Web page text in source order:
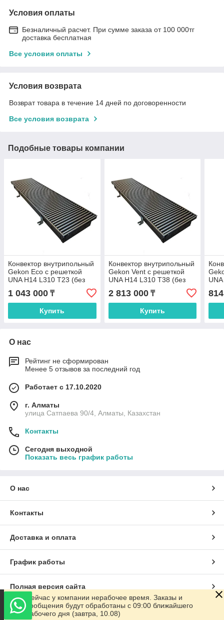
Условия оплаты
Безналичный расчет. При сумме заказа от 100 000тг
доставка бесплатная
Все условия оплаты
Условия возврата
Возврат товара в течение 14 дней по договоренности
Все условия возврата
Подобные товары компании
Конвектор внутрипольный
Gekon Eco с решеткой
UNA H14 L310 T23 (без
1 043 000 ₸
Купить
Конвектор внутрипольный
Gekon Vent с решеткой
UNA H14 L310 T38 (без
2 813 000₸
Купить
О нас
Рейтинг не сформирован
Менее 5 отзывов за последний год
Работает с 17.10.2020
г. Алматы
улица Сатпаева 90/4, Алматы, Казахстан
Контакты
Сегодня выходной
Показать весь график работы
О нас
Контакты
Доставка и оплата
График работы
Полная версия сайта
Сайт создан на маркетплейсеSatu.kz
Сейчас у компании нерабочее время. Заказы и
сообщения будут обработаны с 09:00 ближайшего
рабочего дня (завтра, 10.08)